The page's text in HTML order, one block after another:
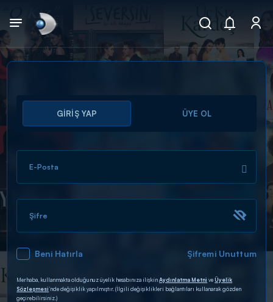
Arama
ARAMA SONUÇLARI
DİĞER SONUÇLAR
GİRİŞ YAP ÜYE OL
E-Posta
Şifre
Beni Hatırla Şifremi Unuttum
Merhaba, kullanmakta olduğunuz üyelik hesabınıza ilişkinAydınlatma Metni veÜyelik
Sözleşmesi’nde değişiklik yapılmıştır. (İlgili değişiklikleri bağlantıları kullanarak gözden
geçirebilirsiniz.)